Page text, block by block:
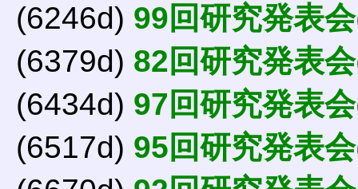
(6246d) 99回研究発表会
(6379d) 82回研究発表会
(6434d) 97回研究発表会
(6517d) 95回研究発表会